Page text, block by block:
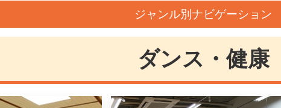
ジャンル別ナビゲーション
ダンス・健康